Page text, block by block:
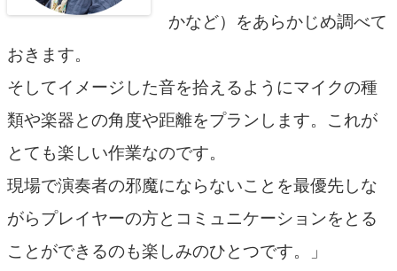
かなど）をあらかじめ調べて
おきます。
そしてイメージした音を拾えるようにマイクの種
類や楽器との角度や距離をプランします。これが
とても楽しい作業なのです。
現場で演奏者の邪魔にならないことを最優先しな
がらプレイヤーの方とコミュニケーションをとる
ことができるのも楽しみのひとつです。」